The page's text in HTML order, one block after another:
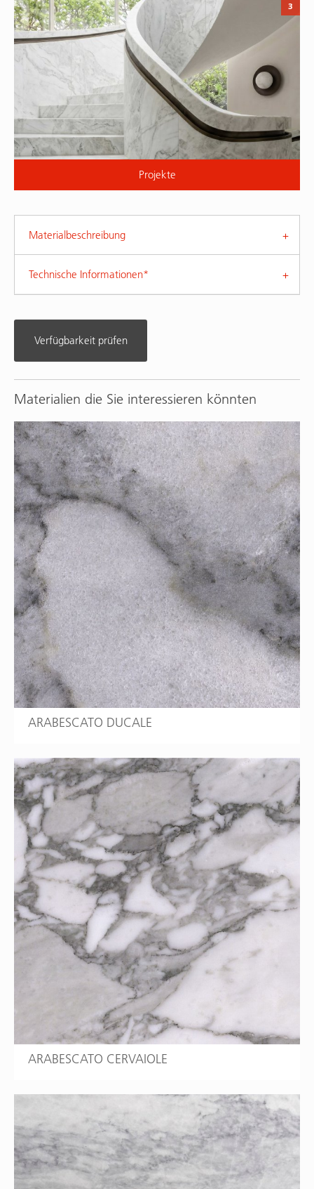
Projekte
3
Materialbeschreibung
Technische Informationen*
Verfügbarkeit prüfen
Materialien die Sie interessieren könnten
ARABESCATO DUCALE
ARABESCATO CERVAIOLE